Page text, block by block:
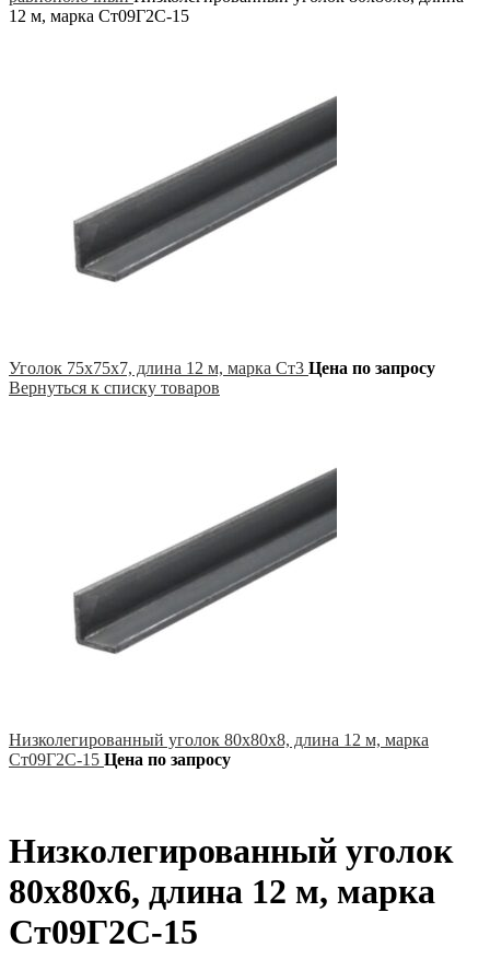
12 м, марка Ст09Г2С-15
Уголок 75х75х7, длина 12 м, марка Ст3 Цена по запросу
Вернуться к списку товаров
Низколегированный уголок 80х80х8, длина 12 м, марка
Ст09Г2С-15 Цена по запросу
Низколегированный уголок
80х80х6, длина 12 м, марка
Ст09Г2С-15